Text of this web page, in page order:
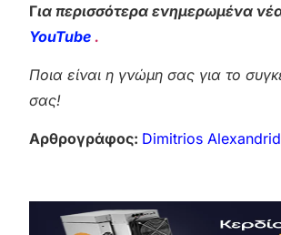
Για περισσότερα ενημερωμένα
YouTube .
Ποια είναι η γνώμη σας για το
σας!
Αρθρογράφος: Dimitrios